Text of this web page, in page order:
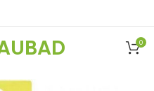
0